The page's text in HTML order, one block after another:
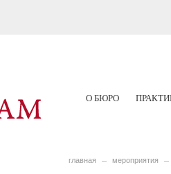
О БЮРО
главная мероприятия